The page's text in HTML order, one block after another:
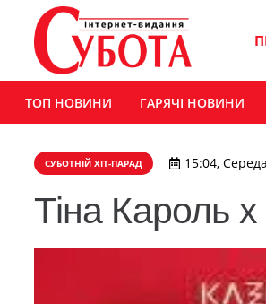
ТОП НОВИНИ ГАРЯЧІ НОВИНИ
СУБОТНІЙ ХІТ-ПАРАД 15:04,
Тіна Кароль